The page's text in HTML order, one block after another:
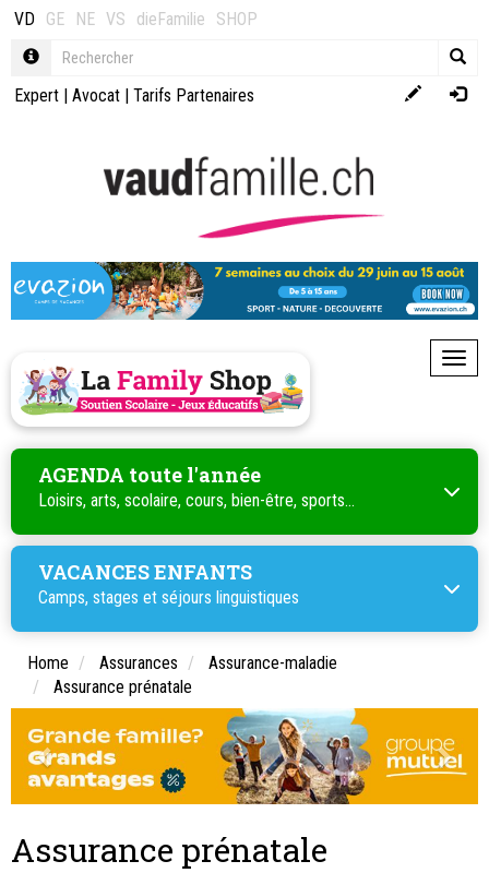
VD GE NE VS dieFamilie SHOP
Expert | Avocat | Tarifs Partenaires
AGENDA toute l'année
Loisirs, arts, scolaire, cours, bien-être, sports...
VACANCES ENFANTS
Camps, stages et séjours linguistiques
Home Assurances
Assurance-maladie
Assurance prénatale
Assurance prénatale